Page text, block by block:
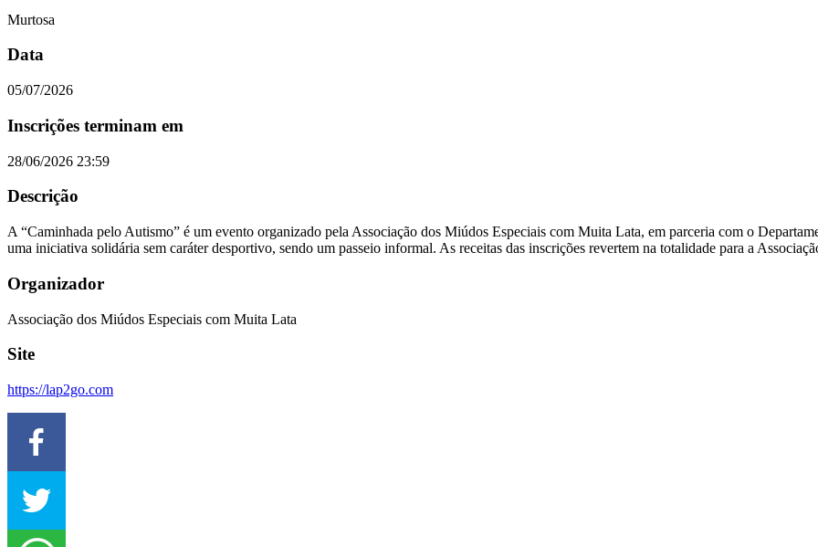
Murtosa
Data
05/07/2026
Inscrições terminam em
28/06/2026 23:59
Descrição
A “Caminhada pelo Autismo” é um evento organizado pela Associação dos Miúdos Especiais com Muita Lata, em parceria com o
uma iniciativa solidária sem caráter desportivo, sendo um passeio informal. As receitas das inscrições revertem na totalidade para a
Organizador
Associação dos Miúdos Especiais com Muita Lata
Site
https://lap2go.com